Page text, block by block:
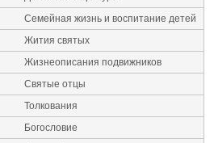
Семейная жизнь и воспитание детей
Жития святых
Жизнеописания подвижников
Святые отцы
Толкования
Богословие